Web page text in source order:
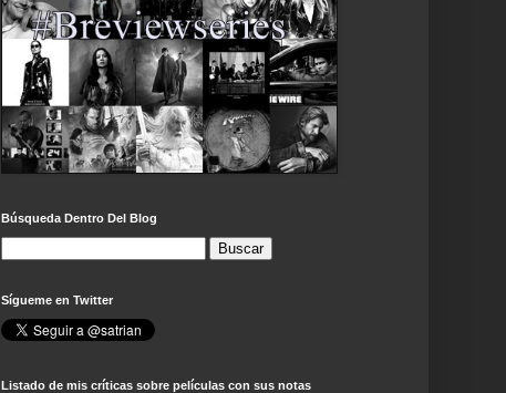
Búsqueda Dentro Del Blog
Sígueme en Twitter
Listado de mis críticas sobre películas con sus notas